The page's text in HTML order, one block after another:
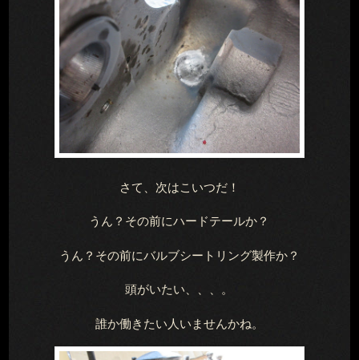
さて、次はこいつだ！
うん？その前にハードテールか？
うん？その前にバルブシートリング製作か？
頭がいたい、、、。
誰か働きたい人いませんかね。